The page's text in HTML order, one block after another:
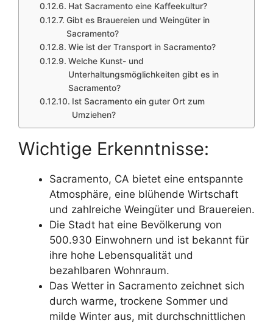
Hat Sacramento eine Kaffeekultur?
Gibt es Brauereien und Weingüter in
Sacramento?
Wie ist der Transport in Sacramento?
Welche Kunst- und
Unterhaltungsmöglichkeiten gibt es in
Sacramento?
Ist Sacramento ein guter Ort zum
Umziehen?
Wichtige Erkenntnisse:
Sacramento, CA bietet eine entspannte
Atmosphäre, eine blühende Wirtschaft
und zahlreiche Weingüter und Brauereien.
Die Stadt hat eine Bevölkerung von
500.930 Einwohnern und ist bekannt für
ihre hohe Lebensqualität und
bezahlbaren Wohnraum.
Das Wetter in Sacramento zeichnet sich
durch warme, trockene Sommer und
milde Winter aus, mit durchschnittlichen